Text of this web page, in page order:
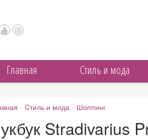
Главная Cтиль и мода
/ Cтиль и мода / Шоппинг
Stradivarius